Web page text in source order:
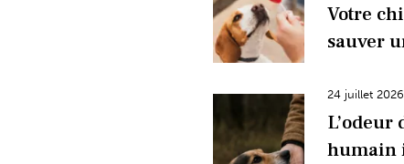
Votre
sauver
24 juillet 2026
L’odeur
humain